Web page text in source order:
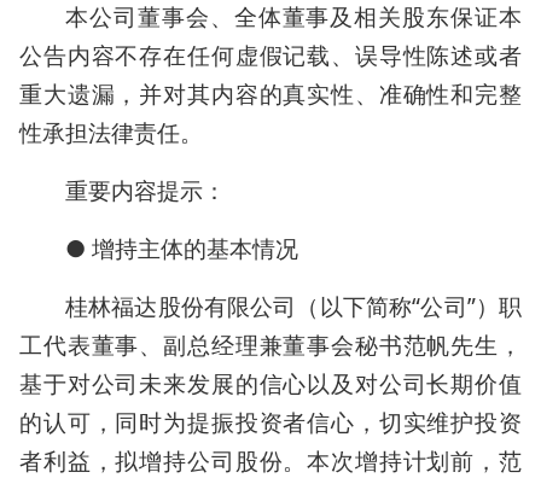
本公司董事会、全体董事及相关股东保证本
公告内容不存在任何虚假记载、误导性陈述或者
重大遗漏，并对其内容的真实性、准确性和完整
性承担法律责任。
重要内容提示：
● 增持主体的基本情况
桂林福达股份有限公司（以下简称“公司”）职
工代表董事、副总经理兼董事会秘书范帆先生，
基于对公司未来发展的信心以及对公司长期价值
的认可，同时为提振投资者信心，切实维护投资
者利益，拟增持公司股份。本次增持计划前，范